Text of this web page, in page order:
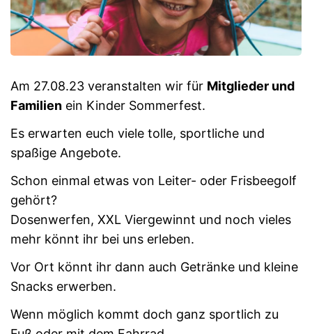
Am 27.08.23 veranstalten wir für Mitglieder und
Familien ein Kinder Sommerfest.
Es erwarten euch viele tolle, sportliche und
spaßige Angebote.
Schon einmal etwas von Leiter- oder Frisbeegolf
gehört?
Dosenwerfen, XXL Viergewinnt und noch vieles
mehr könnt ihr bei uns erleben.
Vor Ort könnt ihr dann auch Getränke und kleine
Snacks erwerben.
Wenn möglich kommt doch ganz sportlich zu